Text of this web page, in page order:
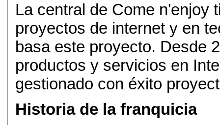
La central de Come n'enjoy
proyectos de internet y en
basa este proyecto. Desde
productos y servicios en
gestionado con éxito
Historia de la franquicia